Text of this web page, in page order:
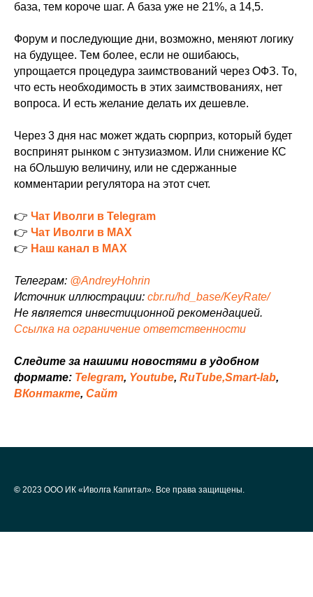
база, тем короче шаг. А база уже не 21%, а 14,5.
Форум и последующие дни, возможно, меняют логику
на будущее. Тем более, если не ошибаюсь,
упрощается процедура заимствований через ОФЗ. То,
что есть необходимость в этих заимствованиях, нет
вопроса. И есть желание делать их дешевле.
Через 3 дня нас может ждать сюрприз, который будет
воспринят рынком с энтузиазмом. Или снижение КС
на бОльшую величину, или не сдержанные
комментарии регулятора на этот счет.
👉 Чат Иволги в Telegram
👉 Чат Иволги в MAX
👉 Наш канал в MAX
Телеграм: @AndreyHohrin
Источник иллюстрации: cbr.ru/hd_base/KeyRate/
Не является инвестиционной рекомендацией.
Ссылка на ограничение ответственности
Следите за нашими новостями в удобном
формате: Telegram, Youtube, RuTube,Smart-lab,
ВКонтакте, Сайт
© 2023 ООО ИК «Иволга Капитал». Все права защищены.